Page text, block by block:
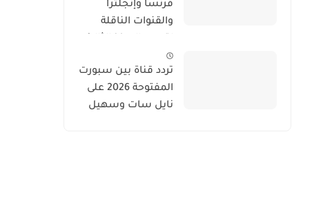
فرنسا وإنجلترا
والقنوات الناقلة
في كأس العالم 2026
تردد قناة بين سبورت
المفتوحة 2026 على
نايل سات وسهيل